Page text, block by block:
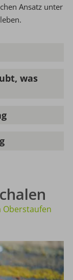
Ansatz unter
was
Oberstaufen